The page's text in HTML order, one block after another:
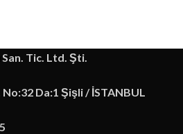
Tic. Ltd. Şti.
Da:1 Şişli / İSTANBUL